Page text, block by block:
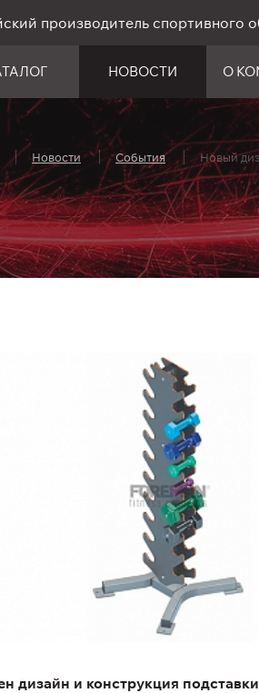
производитель спортивного
НОВОСТИ О
Новости События Новый
дизайн и конструкция